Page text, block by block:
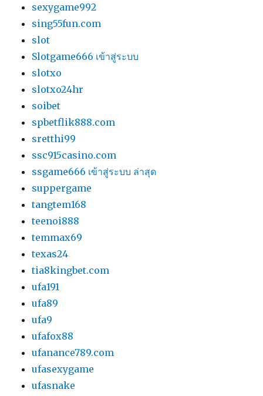
sexygame992
sing55fun.com
slot
Slotgame666 เข้าสู่ระบบ
slotxo
slotxo24hr
soibet
spbetflik888.com
sretthi99
ssc915casino.com
ssgame666 เข้าสู่ระบบ ล่าสุด
suppergame
tangtem168
teenoi888
temmax69
texas24
tia8kingbet.com
ufa191
ufa89
ufa9
ufafox88
ufanance789.com
ufasexygame
ufasnake